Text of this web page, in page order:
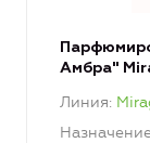
Амбра"
Линия